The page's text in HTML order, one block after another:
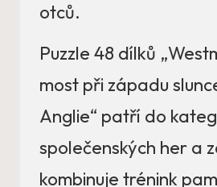
otců.
Puzzle 48 dílků
most při západu
Anglie“ patří do
společenských her a
kombinuje trénink